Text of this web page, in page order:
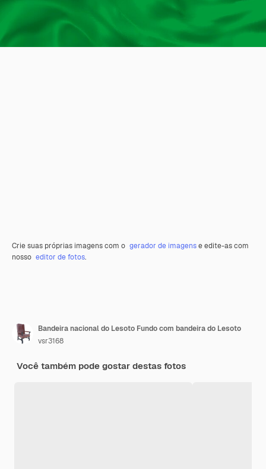
Crie suas próprias imagens com o gerador de imagense edite-as com
nosso editor de fotos.
Bandeira nacional do Lesoto Fundo com bandeira do Lesoto
vsr3168
Você também pode gostar destas fotos